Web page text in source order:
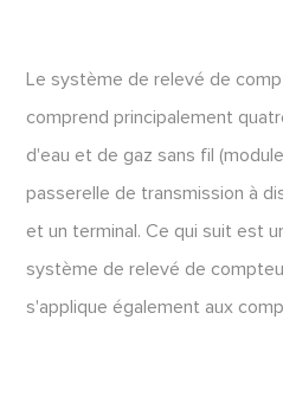
Le système de relevé de
comprend principalement
d'eau et de gaz sans fil
passerelle de transmission à
et un terminal. Ce qui suit est
système de relevé de
s'applique également aux